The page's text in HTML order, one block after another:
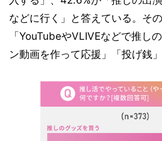
などに行く」と答えている。そ
「YouTubeやVLIVEなどで推し
ン動画を作って応援」「投げ銭